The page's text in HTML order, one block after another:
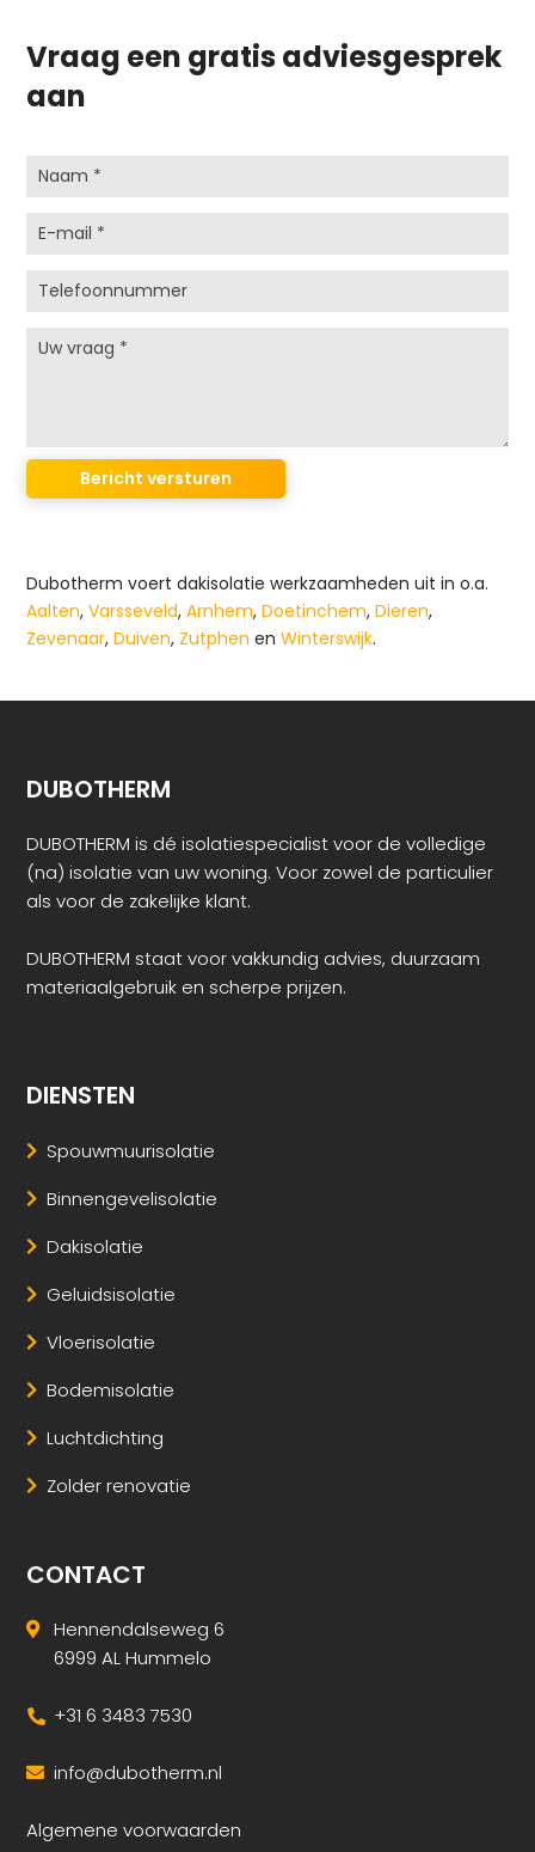
Vraag een gratis adviesgesprek
aan
Dubotherm voert dakisolatie werkzaamheden uit in o.a.
Aalten,Varsseveld,Arnhem,Doetinchem,Dieren,
Zevenaar,Duiven, Zutphen enWinterswijk.
DUBOTHERM
DUBOTHERM is dé isolatiespecialist voor de volledige
(na) isolatie van uw woning. Voor zowel de particulier
als voor de zakelijke klant.
DUBOTHERM staat voor vakkundig advies, duurzaam
materiaalgebruik en scherpe prijzen.
DIENSTEN
Spouwmuurisolatie
Binnengevelisolatie
Dakisolatie
Geluidsisolatie
Vloerisolatie
Bodemisolatie
Luchtdichting
Zolder renovatie
CONTACT
Hennendalseweg 6
6999 AL Hummelo
+31 6 3483 7530
info@dubotherm.nl
Algemene voorwaarden